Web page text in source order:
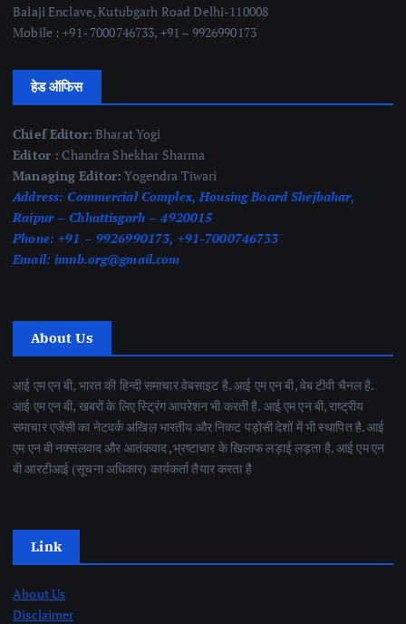
Balaji Enclave, Kutubgarh Road Delhi-110008
Mobile : +91- 7000746733, +91 – 9926990173
हेड ऑफिस
Chief Editor: Bharat Yogi
Editor : Chandra Shekhar Sharma
Managing Editor: Yogendra Tiwari
Address: Commercial Complex, Housing Board Shejbahar,
Raipur – Chhattisgarh – 4920015
Phone: +91 – 9926990173, +91-7000746733
Email: imnb.org@gmail.com
About Us
आई एम एन बी, भारत की हिन्दी समाचार वेबसाइट है. आई एम एन बी, वेब टीवी चैनल है.
आई एम एन बी, खबरों के लिए स्ट्रिंग आपरेशन भी करती है. आई एम एन बी, राष्ट्रीय
समाचार एजेंसी का नेटवर्क अखिल भारतीय और निकट पड़ोसी देशों में भी स्थापित है. आई
एम एन बी नक्सलवाद और आतंकवाद ,भ्रष्टाचार के खिलाफ लड़ाई लड़ता है. आई एम एन
बी आरटीआई (सूचना अधिकार) कार्यकर्ता तैयार करता है
Link
About Us
Disclaimer